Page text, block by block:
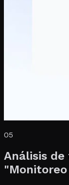
05
Análisis